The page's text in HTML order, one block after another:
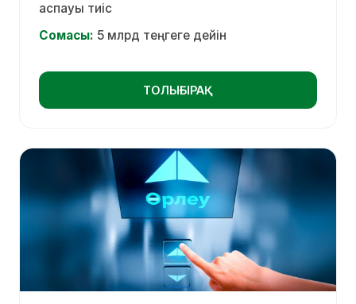
аспауы тиіс
Сомасы: 5 млрд теңгеге дейін
ТОЛЫҒЫРАҚ